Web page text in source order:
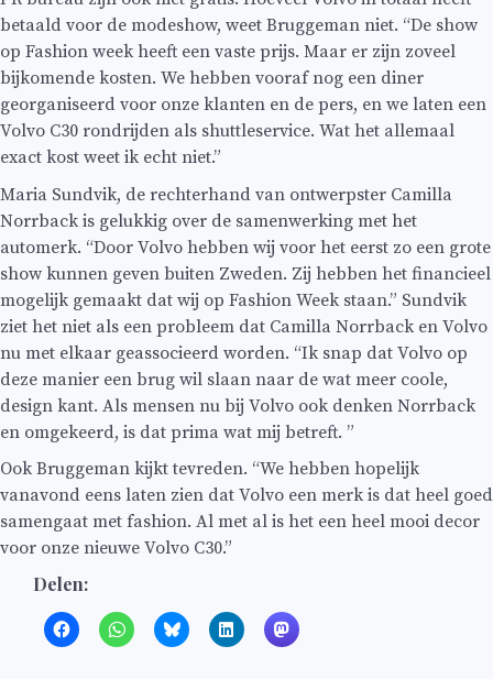
betaald voor de modeshow, weet Bruggeman niet. “De show
op Fashion week heeft een vaste prijs. Maar er zijn zoveel
bijkomende kosten. We hebben vooraf nog een diner
georganiseerd voor onze klanten en de pers, en we laten een
Volvo C30 rondrijden als shuttleservice. Wat het allemaal
exact kost weet ik echt niet.”
Maria Sundvik, de rechterhand van ontwerpster Camilla
Norrback is gelukkig over de samenwerking met het
automerk. “Door Volvo hebben wij voor het eerst zo een grote
show kunnen geven buiten Zweden. Zij hebben het financieel
mogelijk gemaakt dat wij op Fashion Week staan.” Sundvik
ziet het niet als een probleem dat Camilla Norrback en Volvo
nu met elkaar geassocieerd worden. “Ik snap dat Volvo op
deze manier een brug wil slaan naar de wat meer coole,
design kant. Als mensen nu bij Volvo ook denken Norrback
en omgekeerd, is dat prima wat mij betreft. ”
Ook Bruggeman kijkt tevreden. “We hebben hopelijk
vanavond eens laten zien dat Volvo een merk is dat heel goed
samengaat met fashion. Al met al is het een heel mooi decor
voor onze nieuwe Volvo C30.”
Delen: